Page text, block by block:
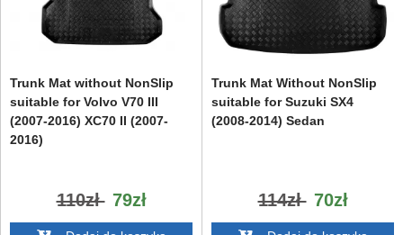
Trunk Mat without NonSlip
suitable for Volvo V70 III
(2007-2016) XC70 II (2007-
2016)
110zł 79zł
Trunk Mat Without NonSlip
suitable for Suzuki SX4
(2008-2014) Sedan
114zł 70zł